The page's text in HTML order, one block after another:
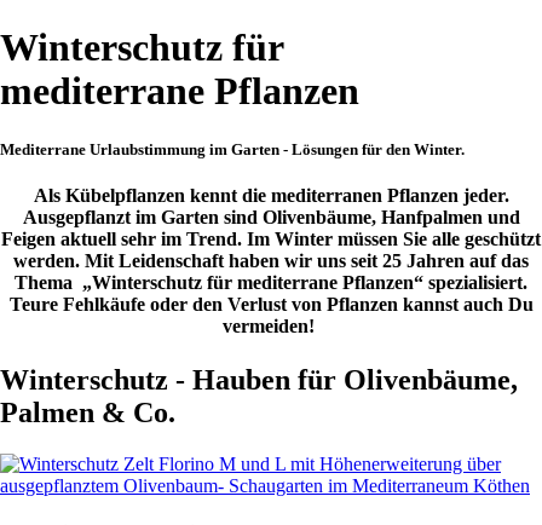
Winterschutz für
mediterrane Pflanzen
Mediterrane Urlaubstimmung im Garten - Lösungen für den Winter.
Als Kübelpflanzen kennt die mediterranen Pflanzen jeder.
Ausgepflanzt im Garten sind Olivenbäume, Hanfpalmen und
Feigen aktuell sehr im Trend. Im Winter müssen Sie alle geschützt
werden. Mit Leidenschaft haben wir uns seit 25 Jahren auf das
Thema „Winterschutz für mediterrane Pflanzen“ spezialisiert.
Teure Fehlkäufe oder den Verlust von Pflanzen kannst auch Du
vermeiden!
Winterschutz - Hauben für Olivenbäume,
Palmen & Co.